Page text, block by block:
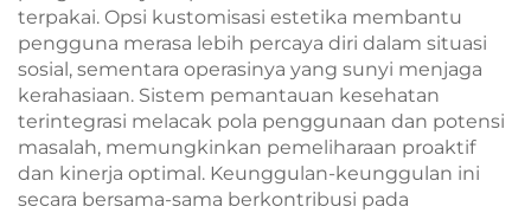
terpakai. Opsi kustomisasi estetika membantu
pengguna merasa lebih percaya diri dalam situasi
sosial, sementara operasinya yang sunyi menjaga
kerahasiaan. Sistem pemantauan kesehatan
terintegrasi melacak pola penggunaan dan potensi
masalah, memungkinkan pemeliharaan proaktif
dan kinerja optimal. Keunggulan-keunggulan ini
secara bersama-sama berkontribusi pada